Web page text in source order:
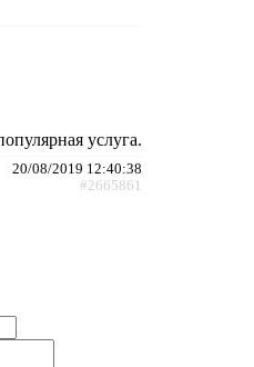
услуга.
20/08/2019 12:40:38
#2665861